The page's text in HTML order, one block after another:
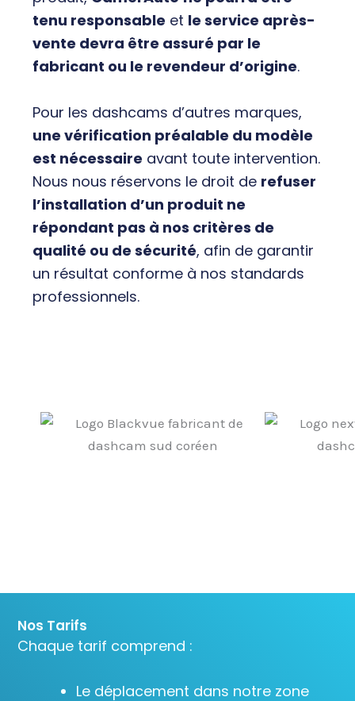
tenu responsable et le service après-
vente devra être assuré par le
fabricant ou le revendeur d’origine.
Pour les dashcams d’autres marques,
une vérification préalable du modèle
est nécessaire avant toute intervention.
Nous nous réservons le droit de refuser
l’installation d’un produit ne
répondant pas à nos critères de
qualité ou de sécurité, afin de garantir
un résultat conforme à nos standards
professionnels.
Nos Tarifs
Chaque tarif comprend :
Le déplacement dans notre zone